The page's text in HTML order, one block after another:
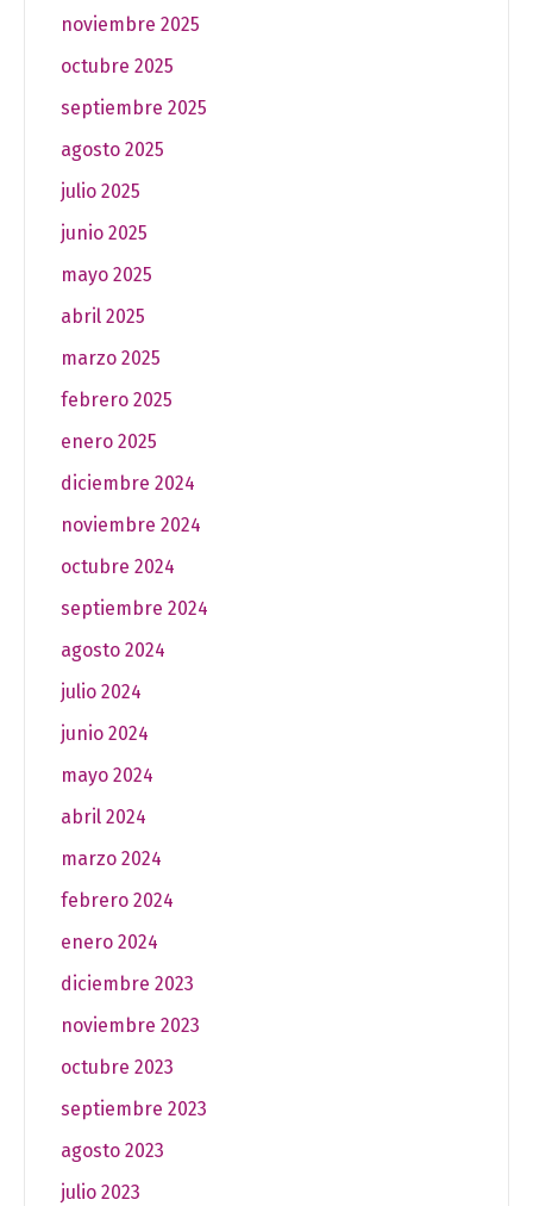
noviembre 2025
octubre 2025
septiembre 2025
agosto 2025
julio 2025
junio 2025
mayo 2025
abril 2025
marzo 2025
febrero 2025
enero 2025
diciembre 2024
noviembre 2024
octubre 2024
septiembre 2024
agosto 2024
julio 2024
junio 2024
mayo 2024
abril 2024
marzo 2024
febrero 2024
enero 2024
diciembre 2023
noviembre 2023
octubre 2023
septiembre 2023
agosto 2023
julio 2023